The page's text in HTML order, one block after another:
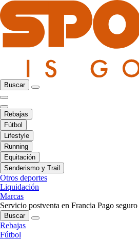
Buscar
Rebajas
Fútbol
Lifestyle
Running
Equitación
Senderismo y Trail
Otros deportes
Liquidación
Marcas
Servicio postventa en Francia Pago seguro
Buscar
Rebajas
Fútbol